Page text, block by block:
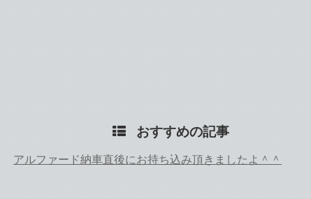
おすすめの記事
アルファード納車直後にお持ち込み頂きましたよ＾＾